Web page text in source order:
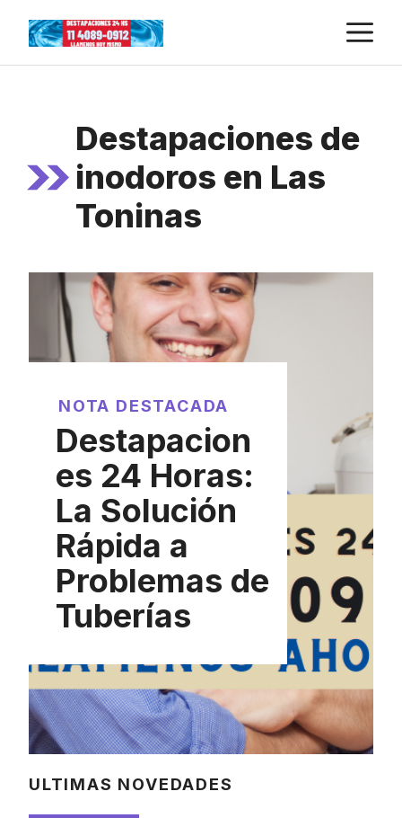
content
Destapaciones de
inodoros en Las
Toninas
NOTA DESTACADA
Destapacion
es 24 Horas:
La Solución
Rápida a
Problemas de
Tuberías
ULTIMAS NOVEDADES